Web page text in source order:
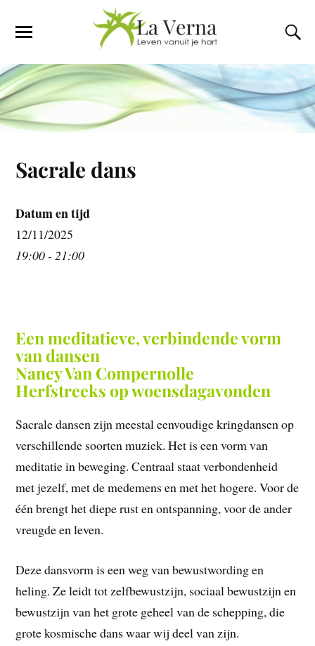
Sacrale dans
Datum en tijd
12/11/2025
19:00 - 21:00
Een meditatieve, verbindende vorm
van dansen
Nancy Van Compernolle
Herfstreeks op woensdagavonden
Sacrale dansen zijn meestal eenvoudige kringdansen op
verschillende soorten muziek. Het is een vorm van
meditatie in beweging. Centraal staat verbondenheid
met jezelf, met de medemens en met het hogere. Voor de
één brengt het diepe rust en ontspanning, voor de ander
vreugde en leven.
Deze dansvorm is een weg van bewustwording en
heling. Ze leidt tot zelfbewustzijn, sociaal bewustzijn en
bewustzijn van het grote geheel van de schepping, die
grote kosmische dans waar wij deel van zijn.